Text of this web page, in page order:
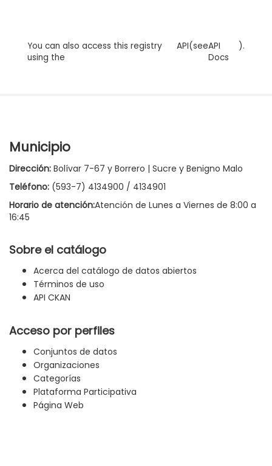
You can also access this registry
using the
API(seeAPI
Docs
).
Municipio
Dirección: Bolívar 7-67 y Borrero | Sucre y Benigno Malo
Teléfono: (593-7) 4134900 / 4134901
Horario de atención:Atención de Lunes a Viernes de 8:00 a
16:45
Sobre el catálogo
Acerca del catálogo de datos abiertos
Términos de uso
API CKAN
Acceso por perfiles
Conjuntos de datos
Organizaciones
Categorías
Plataforma Participativa
Página Web